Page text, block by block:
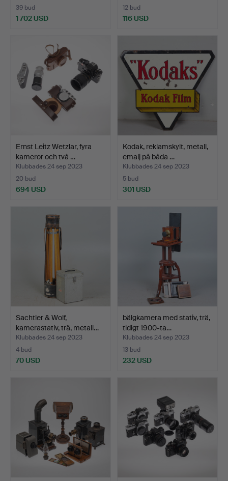
39 bud
1 702 USD
12 bud
116 USD
Ernst Leitz Wetzlar, fyra
kameror och två …
Klubbades 24 sep 2023
20 bud
694 USD
Kodak, reklamskylt, metall,
emalj på båda …
Klubbades 24 sep 2023
5 bud
301 USD
Sachtler & Wolf,
kamerastativ, trä, metall…
Klubbades 24 sep 2023
4 bud
70 USD
bälgkamera med stativ, trä,
tidigt 1900-ta…
Klubbades 24 sep 2023
13 bud
232 USD